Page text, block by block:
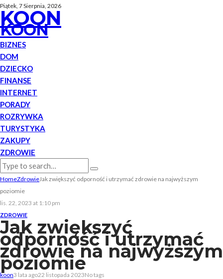
Piątek, 7 Sierpnia, 2026
KOON
KOON
BIZNES
DOM
DZIECKO
FINANSE
INTERNET
PORADY
ROZRYWKA
TURYSTYKA
ZAKUPY
ZDROWIE
HomeZdrowieJak zwiększyć odporność i utrzymać zdrowie na najwyższym
poziomie
lis. 22, 2023 at 1:10 pm
ZDROWIE
Jak zwiększyć
odporność i utrzymać
zdrowie na najwyższym
poziomie
koon3 lata ago22 listopada 2023No tags